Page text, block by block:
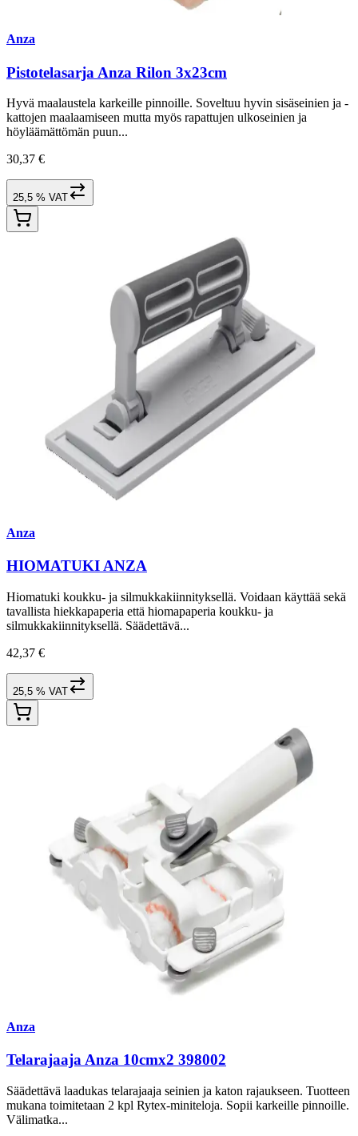
Anza
Pistotelasarja Anza Rilon 3x23cm
Hyvä maalaustela karkeille pinnoille. Soveltuu hyvin sisäseinien ja -
kattojen maalaamiseen mutta myös rapattujen ulkoseinien ja
höyläämättömän puun...
30,37 €
25,5 % VAT
Anza
HIOMATUKI ANZA
Hiomatuki koukku- ja silmukkakiinnityksellä. Voidaan käyttää sekä
tavallista hiekkapaperia että hiomapaperia koukku- ja
silmukkakiinnityksellä. Säädettävä...
42,37 €
25,5 % VAT
Anza
Telarajaaja Anza 10cmx2 398002
Säädettävä laadukas telarajaaja seinien ja katon rajaukseen. Tuotteen
mukana toimitetaan 2 kpl Rytex-miniteloja. Sopii karkeille pinnoille.
Välimatka...